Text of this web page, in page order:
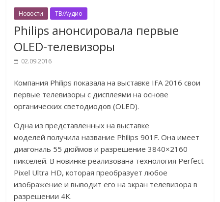
Новости ТВ/Аудио
Philips анонсировала первые
OLED-телевизоры
02.09.2016
Компания Philips показала на выставке IFA 2016 свои
первые телевизоры с дисплеями на основе
органических светодиодов (OLED).
Одна из представленных на выставке
моделей получила название Philips 901F. Она имеет
диагональ 55 дюймов и разрешение 3840×2160
пикселей. В новинке реализована технология Perfect
Pixel Ultra HD, которая преобразует любое
изображение и выводит его на экран телевизора в
разрешении 4K.